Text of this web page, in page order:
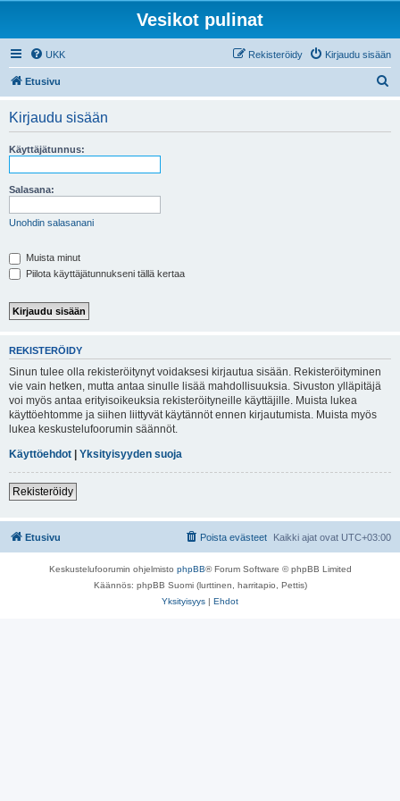
Vesikot pulinat
UKK Kirjaudu sisään
Rekisteröidy
Etusivu
Kirjaudu sisään
Käyttäjätunnus:
Salasana:
Unohdin salasanani
Muista minut
Piilota käyttäjätunnukseni tällä kertaa
REKISTERÖIDY
Sinun tulee olla rekisteröitynyt voidaksesi kirjautua sisään. Rekisteröityminen
vie vain hetken, mutta antaa sinulle lisää mahdollisuuksia. Sivuston ylläpitäjä
voi myös antaa erityisoikeuksia rekisteröityneille käyttäjille. Muista lukea
käyttöehtomme ja siihen liittyvät käytännöt ennen kirjautumista. Muista myös
lukea keskustelufoorumin säännöt.
Käyttöehdot | Yksityisyyden suoja
Rekisteröidy
Etusivu Kaikki ajat ovat UTC+03:00
Poista evästeet
Keskustelufoorumin ohjelmisto phpBB® Forum Software © phpBB Limited
Käännös: phpBB Suomi (lurttinen, harritapio, Pettis)
Yksityisyys | Ehdot